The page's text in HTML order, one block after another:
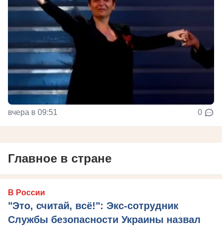
вчера в 09:51 0
Главное в стране
В России
"Это, считай, всё!": Экс-сотрудник
Службы безопасности Украины назвал